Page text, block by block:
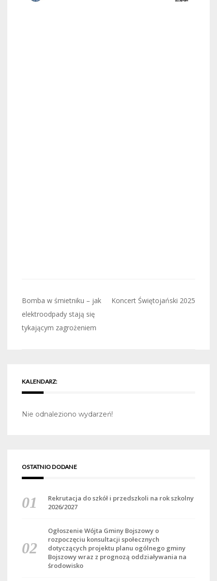
Nawigacja
wpisu
Bomba w śmietniku – jak
elektroodpady stają się
tykającym zagrożeniem
Koncert Świętojański 2025
KALENDARZ:
Nie odnaleziono wydarzeń!
OSTATNIO DODANE
Rekrutacja do szkół i przedszkoli na rok szkolny
2026/2027
Ogłoszenie Wójta Gminy Bojszowy o
rozpoczęciu konsultacji społecznych
dotyczących projektu planu ogólnego gminy
Bojszowy wraz z prognozą oddziaływania na
środowisko